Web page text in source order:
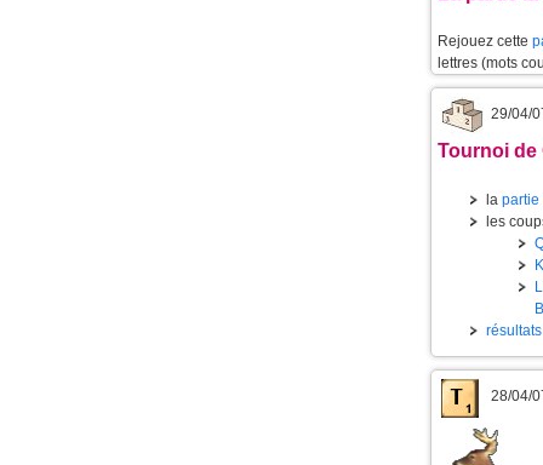
Rejouez cette
lettres (mots
29/04/
Tournoi de
la partie
les
28/04/